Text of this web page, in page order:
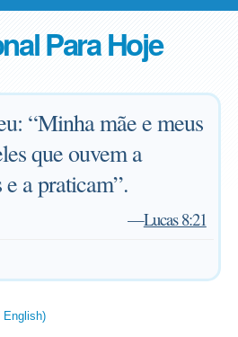
Para Hoje
“Minha mãe e meus
que ouvem a
a praticam”.
—Lucas 8:21
English)